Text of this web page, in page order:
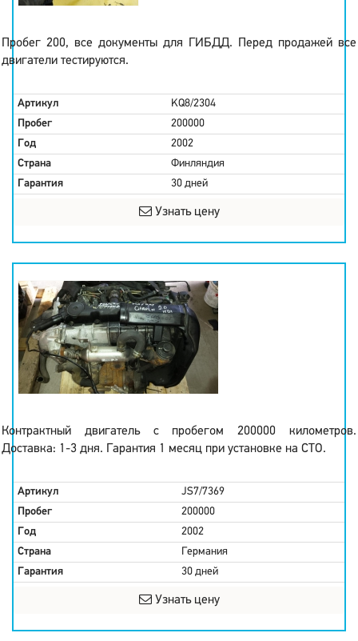
Пробег 200, все документы для ГИБДД. Перед продажей все
двигатели тестируются.
Артикул
KQ8/2304
Пробег
200000
Год
2002
Страна
Финляндия
Гарантия
30 дней
Узнать цену
Контрактный двигатель с пробегом 200000 километров.
Доставка: 1-3 дня. Гарантия 1 месяц при установке на СТО.
Артикул
JS7/7369
Пробег
200000
Год
2002
Страна
Германия
Гарантия
30 дней
Узнать цену